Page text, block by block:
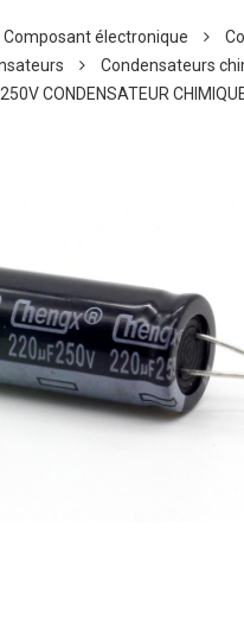
Composant électronique
Condensateurs
CONDENSATEUR